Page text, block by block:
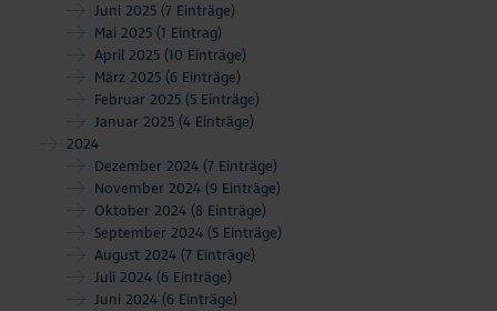
Juni 2025 (7 Einträge)
Mai 2025 (1 Eintrag)
April 2025 (10 Einträge)
März 2025 (6 Einträge)
Februar 2025 (5 Einträge)
Januar 2025 (4 Einträge)
2024
Dezember 2024 (7 Einträge)
November 2024 (9 Einträge)
Oktober 2024 (8 Einträge)
September 2024 (5 Einträge)
August 2024 (7 Einträge)
Juli 2024 (6 Einträge)
Juni 2024 (6 Einträge)